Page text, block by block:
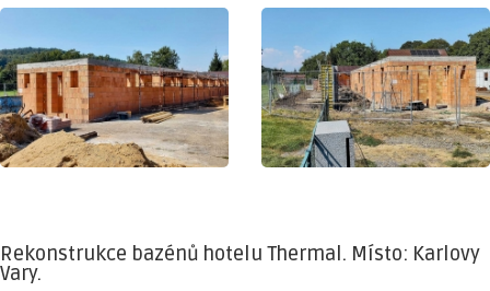
Rekonstrukce bazénů hotelu Thermal. Místo: Karlovy
Vary.